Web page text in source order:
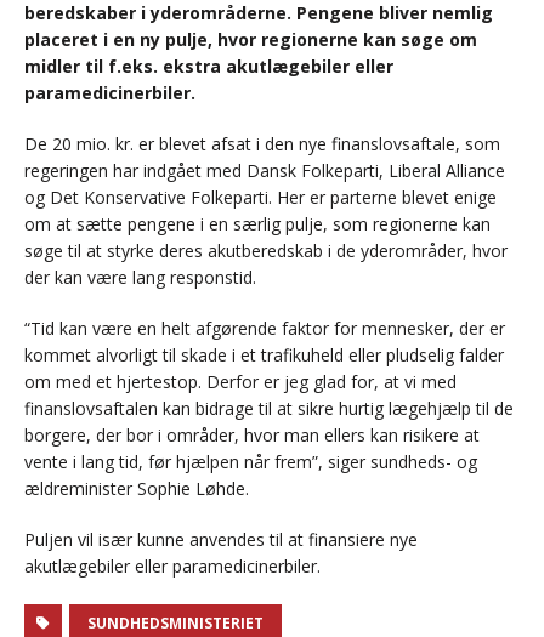
beredskaber i yderområderne. Pengene bliver nemlig
placeret i en ny pulje, hvor regionerne kan søge om
midler til f.eks. ekstra akutlægebiler eller
paramedicinerbiler.
De 20 mio. kr. er blevet afsat i den nye finanslovsaftale, som
regeringen har indgået med Dansk Folkeparti, Liberal Alliance
og Det Konservative Folkeparti. Her er parterne blevet enige
om at sætte pengene i en særlig pulje, som regionerne kan
søge til at styrke deres akutberedskab i de yderområder, hvor
der kan være lang responstid.
“Tid kan være en helt afgørende faktor for mennesker, der er
kommet alvorligt til skade i et trafikuheld eller pludselig falder
om med et hjertestop. Derfor er jeg glad for, at vi med
finanslovsaftalen kan bidrage til at sikre hurtig lægehjælp til de
borgere, der bor i områder, hvor man ellers kan risikere at
vente i lang tid, før hjælpen når frem”, siger sundheds- og
ældreminister Sophie Løhde.
Puljen vil især kunne anvendes til at finansiere nye
akutlægebiler eller paramedicinerbiler.
SUNDHEDSMINISTERIET